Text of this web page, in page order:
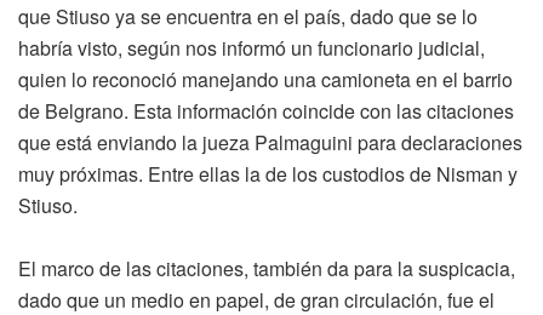
que Stiuso ya se encuentra en el país, dado que se lo
habría visto, según nos informó un funcionario judicial,
quien lo reconoció manejando una camioneta en el barrio
de Belgrano. Esta información coincide con las citaciones
que está enviando la jueza Palmaguini para declaraciones
muy próximas. Entre ellas la de los custodios de Nisman y
Stiuso.
El marco de las citaciones, también da para la suspicacia,
dado que un medio en papel, de gran circulación, fue el